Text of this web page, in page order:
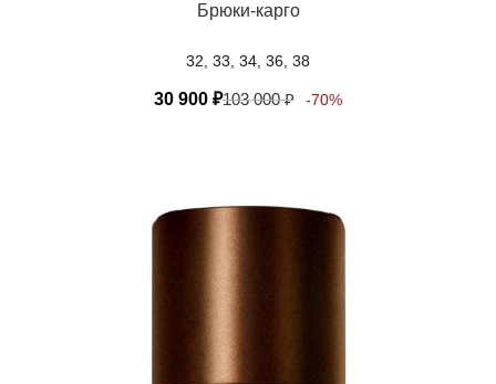
Брюки-карго
32, 33, 34, 36, 38
30 900 ₽103 000₽ -70%